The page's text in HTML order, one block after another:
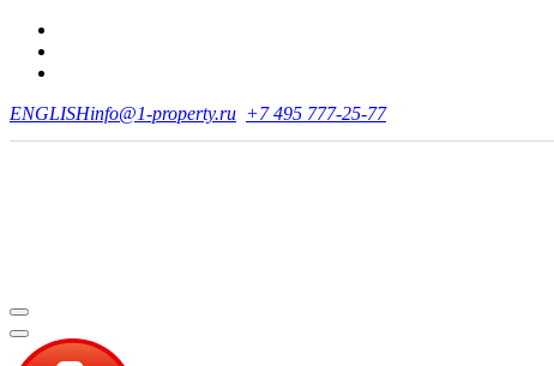
ENGLISHinfo@1-property.ru +7 495 777-25-77